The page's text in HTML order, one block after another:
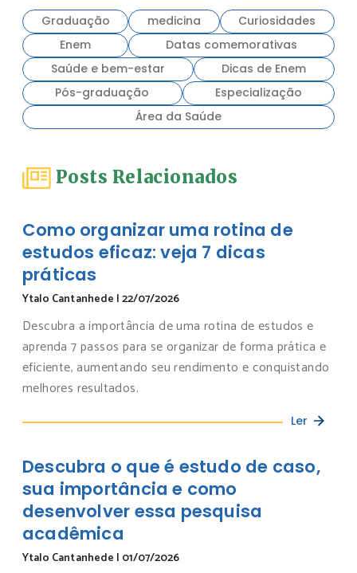
Graduação medicina
Curiosidades
Enem
Datas comemorativas
Saúde e bem-estar
Dicas de Enem
Pós-graduação
Especialização
Área da Saúde
Posts Relacionados
Como organizar uma rotina de
estudos eficaz: veja 7 dicas
práticas
Ytalo Cantanhede |22/07/2026
Descubra a importância de uma rotina de estudos e
aprenda 7 passos para se organizar de forma prática e
eficiente, aumentando seu rendimento e conquistando
melhores resultados.
Ler
Descubra o que é estudo de caso,
sua importância e como
desenvolver essa pesquisa
acadêmica
Ytalo Cantanhede | 01/07/2026